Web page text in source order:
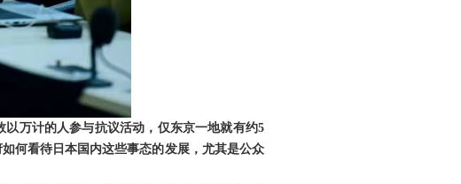
万计的人参与抗议活动，仅东京一地就有约5
何看待日本国内这些事态的发展，尤其是公众